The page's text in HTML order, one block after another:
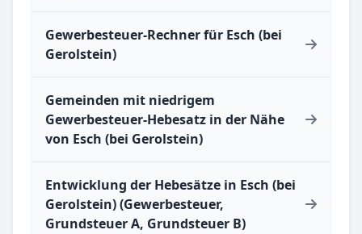
Gewerbesteuer-Rechner für Esch (bei
Gerolstein)
Gemeinden mit niedrigem
Gewerbesteuer-Hebesatz in der Nähe
von Esch (bei Gerolstein)
Entwicklung der Hebesätze in Esch (bei
Gerolstein) (Gewerbesteuer,
Grundsteuer A, Grundsteuer B)